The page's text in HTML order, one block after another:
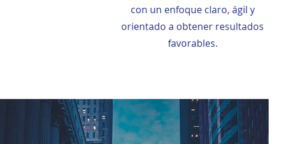
con un enfoque claro, ágil y
orientado a obtener resultados
favorables.